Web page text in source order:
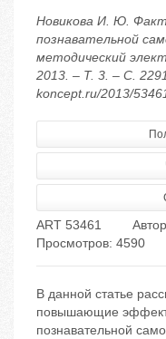
Новикова И. Ю.
познавательной
методический
2013. – Т. 3. – С.
koncept.ru/2013/
ART 53461
Просмотров: 4590
В данной статье
повышающие
познавательной